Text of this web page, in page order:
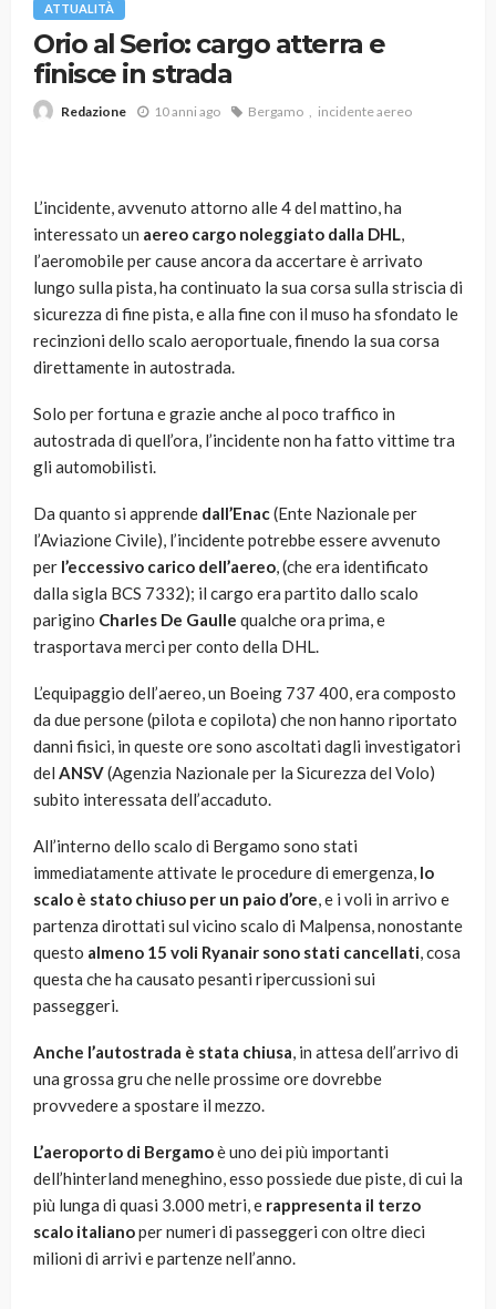
ATTUALITÀ
Orio al Serio: cargo atterra e
finisce in strada
Redazione 10 anni ago Bergamo incidente aereo
L’incidente, avvenuto attorno alle 4 del mattino, ha
interessato un aereo cargo noleggiato dalla DHL,
l’aeromobile per cause ancora da accertare è arrivato
lungo sulla pista, ha continuato la sua corsa sulla striscia di
sicurezza di fine pista, e alla fine con il muso ha sfondato le
recinzioni dello scalo aeroportuale, finendo la sua corsa
direttamente in autostrada.
Solo per fortuna e grazie anche al poco traffico in
autostrada di quell’ora, l’incidente non ha fatto vittime tra
gli automobilisti.
Da quanto si apprende dall’Enac(Ente Nazionale per
l’Aviazione Civile), l’incidente potrebbe essere avvenuto
per l’eccessivo carico dell’aereo, (che era identificato
dalla sigla BCS 7332); il cargo era partito dallo scalo
parigino Charles De Gaulle qualche ora prima, e
trasportava merci per conto della DHL.
L’equipaggio dell’aereo, un Boeing 737 400, era composto
da due persone (pilota e copilota) che non hanno riportato
danni fisici, in queste ore sono ascoltati dagli investigatori
del ANSV(Agenzia Nazionale per la Sicurezza del Volo)
subito interessata dell’accaduto.
All’interno dello scalo di Bergamo sono stati
immediatamente attivate le procedure di emergenza, lo
scalo è stato chiuso per un paio d’ore, e i voli in arrivo e
partenza dirottati sul vicino scalo di Malpensa, nonostante
questo almeno 15 voli Ryanair sono stati cancellati, cosa
questa che ha causato pesanti ripercussioni sui
passeggeri.
Anche l’autostrada è stata chiusa, in attesa dell’arrivo di
una grossa gru che nelle prossime ore dovrebbe
provvedere a spostare il mezzo.
L’aeroporto di Bergamoè uno dei più importanti
dell’hinterland meneghino, esso possiede due piste, di cui la
più lunga di quasi 3.000 metri, e rappresenta il terzo
scalo italianoper numeri di passeggeri con oltre dieci
milioni di arrivi e partenze nell’anno.